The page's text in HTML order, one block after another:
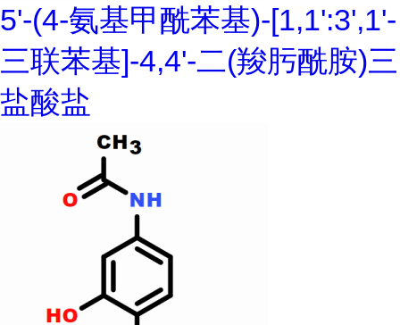
5'-(4-氨基甲酰苯基)-[1,1':3',1'-
三联苯基]-4,4'-二(羧肟酰胺)三
盐酸盐